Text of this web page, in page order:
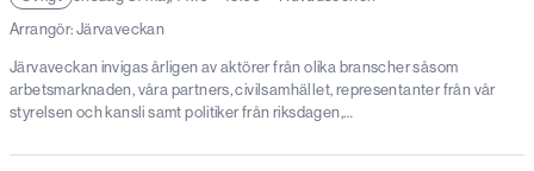
Arrangör: Järvaveckan
Järvaveckan invigas årligen av aktörer från olika branscher såsom
arbetsmarknaden, våra partners, civilsamhället, representanter från vår
styrelsen och kansli samt politiker från riksdagen,…